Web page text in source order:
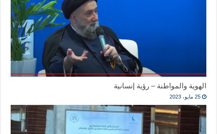
الهوية والمواطنة – رؤية إنسانية
25 مايو، 2023